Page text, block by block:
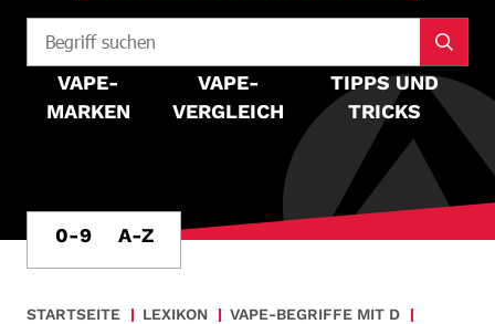
VAPE-
MARKEN
VAPE-
VERGLEICH
TIPPS UND
TRICKS
0-9 A-Z
STARTSEITE LEXIKON
VAPE-BEGRIFFE MIT D